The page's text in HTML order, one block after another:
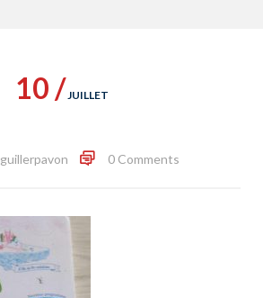
10 /JUILLET
guillerpavon 0 Comments